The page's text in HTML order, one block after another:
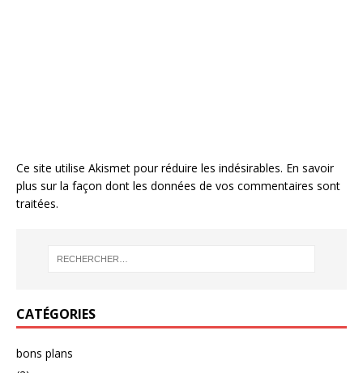
Ce site utilise Akismet pour réduire les indésirables. En savoir
plus sur la façon dont les données de vos commentaires sont
traitées.
CATÉGORIES
bons plans